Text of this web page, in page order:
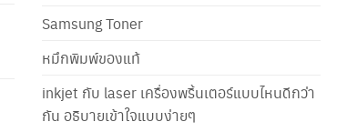
Samsung Toner
หมึกพิมพ์ของแท้
inkjet กับ laser เครื่องพริ้นเตอร์แบบไหนดีกว่า
กัน อธิบายเข้าใจแบบง่ายๆ